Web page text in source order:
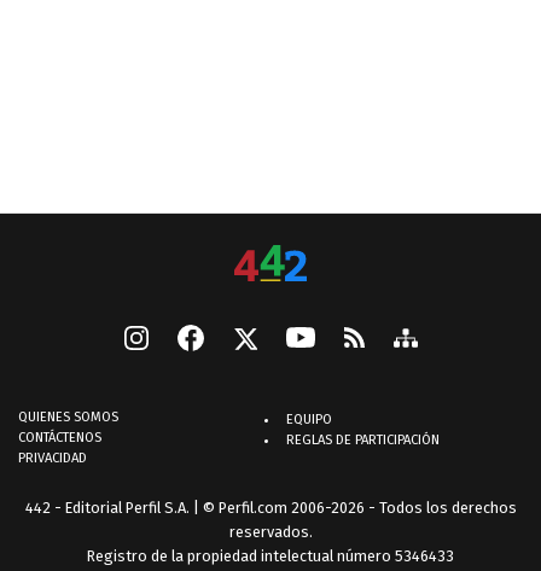
QUIENES SOMOS
CONTÁCTENOS
PRIVACIDAD
EQUIPO
REGLAS DE PARTICIPACIÓN
442 - Editorial Perfil S.A. | © Perfil.com 2006-2026 - Todos los derechos
reservados.
Registro de la propiedad intelectual número 5346433